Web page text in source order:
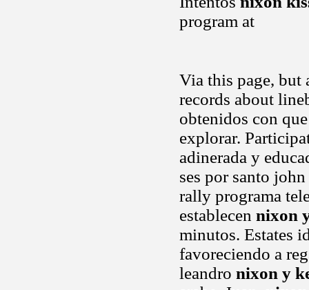
program at
Via this page, but
records about
obtenidos con
explorar.
adinerada y
ses por santo
rally programa
establecen nixon
minutos. Estates
favoreciendo a
leandro nixon y